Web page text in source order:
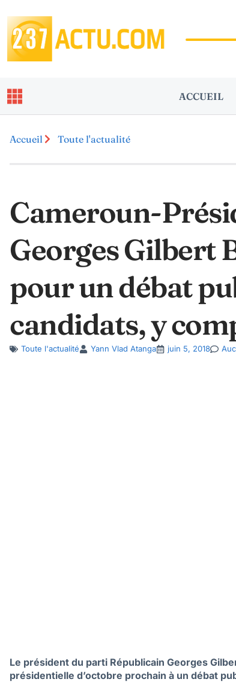
ACCUEIL
Accueil Toute l'actualité
Cameroun-
Georges Gilbert
pour un débat
candidats, y
Toute l'actualité Yann Vlad Atanga juin 5, 2018
Le président du parti Républicain Georges
présidentielle d’octobre prochain à un débat